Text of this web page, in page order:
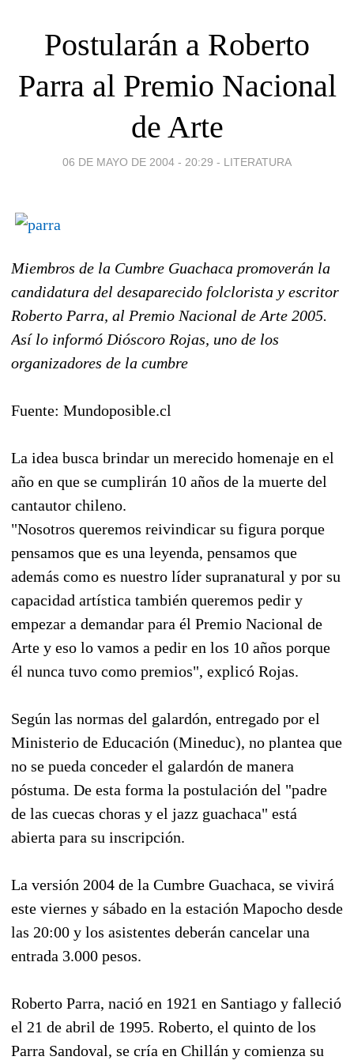
Postularán a Roberto
Parra al Premio Nacional
de Arte
06 DE MAYO DE 2004 - 20:29 - LITERATURA
Miembros de la Cumbre Guachaca promoverán la
candidatura del desaparecido folclorista y escritor
Roberto Parra, al Premio Nacional de Arte 2005.
Así lo informó Dióscoro Rojas, uno de los
organizadores de la cumbre
Fuente: Mundoposible.cl
La idea busca brindar un merecido homenaje en el
año en que se cumplirán 10 años de la muerte del
cantautor chileno.
"Nosotros queremos reivindicar su figura porque
pensamos que es una leyenda, pensamos que
además como es nuestro líder supranatural y por su
capacidad artística también queremos pedir y
empezar a demandar para él Premio Nacional de
Arte y eso lo vamos a pedir en los 10 años porque
él nunca tuvo como premios", explicó Rojas.
Según las normas del galardón, entregado por el
Ministerio de Educación (Mineduc), no plantea que
no se pueda conceder el galardón de manera
póstuma. De esta forma la postulación del "padre
de las cuecas choras y el jazz guachaca" está
abierta para su inscripción.
La versión 2004 de la Cumbre Guachaca, se vivirá
este viernes y sábado en la estación Mapocho desde
las 20:00 y los asistentes deberán cancelar una
entrada 3.000 pesos.
Roberto Parra, nació en 1921 en Santiago y falleció
el 21 de abril de 1995. Roberto, el quinto de los
Parra Sandoval, se cría en Chillán y comienza su